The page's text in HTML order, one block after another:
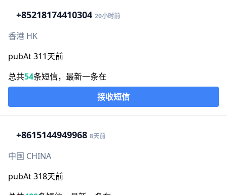
+85218174410304 20小时前
香港 HK
pubAt 311天前
总共54条短信，最新一条在
接收短信
+8615144949968 8天前
中国 CHINA
pubAt 318天前